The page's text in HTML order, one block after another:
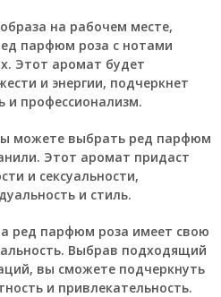
на рабочем месте,
парфюм роза с нотами
Этот аромат будет
и энергии, подчеркнет
и профессионализм.
можете выбрать ред парфюм
Этот аромат придаст
и сексуальности,
и стиль.
ред парфюм роза имеет свою
Выбрав подходящий
вы сможете подчеркнуть
и привлекательность.